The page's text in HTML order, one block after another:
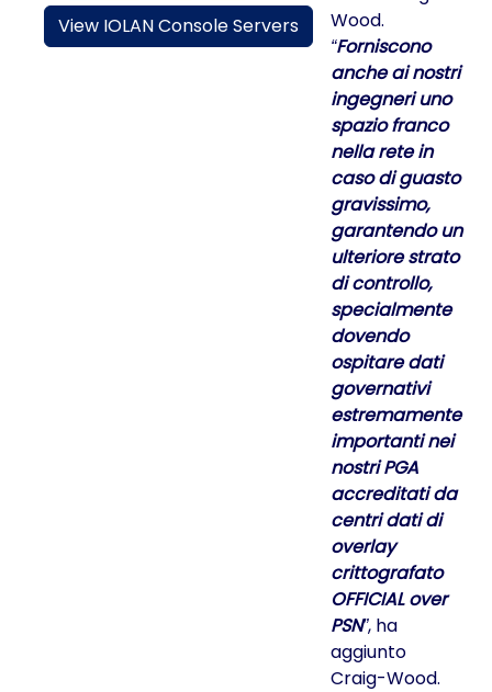
Wood.
Forniscono
anche ai nostri
ingegneri uno
spazio franco
nella rete in
caso di guasto
gravissimo,
garantendo un
ulteriore strato
di controllo,
specialmente
dovendo
ospitare dati
governativi
estremamente
importanti nei
nostri PGA
accreditati da
centri dati di
overlay
crittografato
OFFICIAL over
PSN , ha
aggiunto
Craig-Wood.
View IOLAN Console Servers